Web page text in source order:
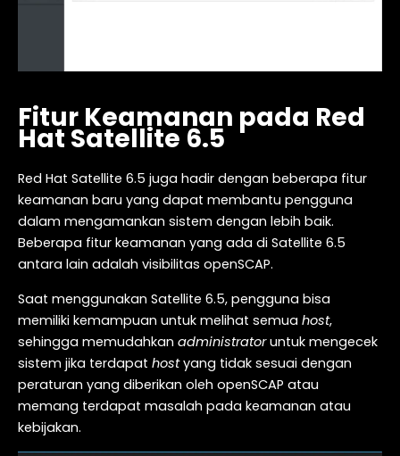
Fitur Keamanan pada Red
Hat Satellite 6.5
Red Hat Satellite 6.5 juga hadir dengan beberapa fitur
keamanan baru yang dapat membantu pengguna
dalam mengamankan sistem dengan lebih baik.
Beberapa fitur keamanan yang ada di Satellite 6.5
antara lain adalah visibilitas openSCAP.
Saat menggunakan Satellite 6.5, pengguna bisa
memiliki kemampuan untuk melihat semua host,
sehingga memudahkan administratoruntuk mengecek
sistem jika terdapat hostyang tidak sesuai dengan
peraturan yang diberikan oleh openSCAP atau
memang terdapat masalah pada keamanan atau
kebijakan.